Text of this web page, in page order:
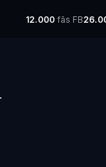
12.000 fãs FB